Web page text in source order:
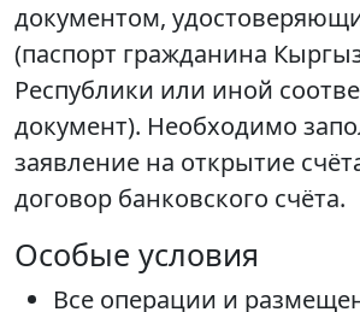
документом,
(паспорт гражданина
Республики или иной
документ). Необходимо
заявление на открытие
договор банковского счёта.
Особые условия
Все операции и